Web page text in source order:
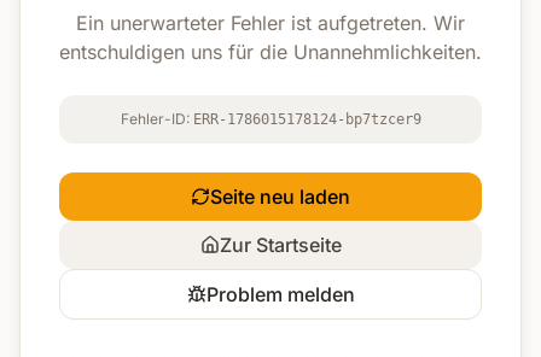
Ein unerwarteter Fehler ist aufgetreten. Wir
entschuldigen uns für die Unannehmlichkeiten.
Fehler-ID: ERR-1786015178124-bp7tzcer9
Seite neu laden
Zur Startseite
Problem melden